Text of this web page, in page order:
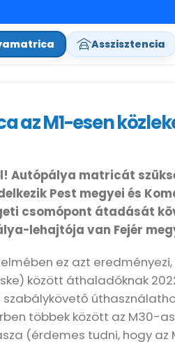
Asszisztencia
az M1-esen
Autópálya matricát
Pest megyei és
csomópont átadását
lehajtója van Fejér
ez azt
között áthaladóknak
többek között az M30-
(érdemes tudni, hogy